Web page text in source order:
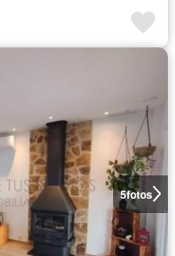
5fotos